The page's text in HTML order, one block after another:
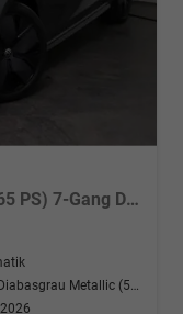
R-Line (R-Line) 2.0 TSI 195kW (265 PS) 7-Gang DSG 4MOTION
Grau, Diabasgrau Metallic (5X)